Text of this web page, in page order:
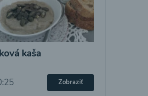
kaša
Zobraziť